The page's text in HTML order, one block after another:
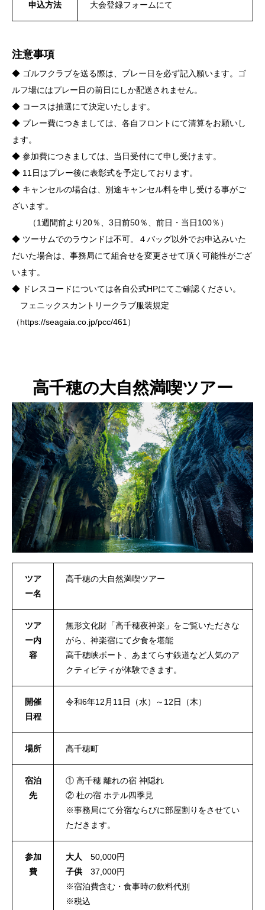
申込方法 大会登録フォームにて
注意事項
◆ ゴルフクラブを送る際は、プレー日を必ず記入願います。ゴ
ルフ場にはプレー日の前日にしか配送されません。
◆ コースは抽選にて決定いたします。
◆ プレー費につきましては、各自フロントにて清算をお願いし
ます。
◆ 参加費につきましては、当日受付にて申し受けます。
◆ 11日はプレー後に表彰式を予定しております。
◆ キャンセルの場合は、別途キャンセル料を申し受ける事がご
ざいます。
（1週間前より20％、3日前50％、前日・当日100％）
◆ ツーサムでのラウンドは不可。４バッグ以外でお申込みいた
だいた場合は、事務局にて組合せを変更させて頂く可能性がござ
います。
◆ ドレスコードについては各自公式HPにてご確認ください。
フェニックスカントリークラブ服装規定
（https://seagaia.co.jp/pcc/461 ）
高千穂の大自然満喫ツアー
ツア
ー名
高千穂の大自然満喫ツアー
ツア
ー内
容
無形文化財「高千穂夜神楽」をご覧いただきな
がら、神楽宿にて夕食を堪能
高千穂峡ボート、あまてらす鉄道など人気のア
クティビティが体験できます。
開催
日程
令和6年12月11日（水）～12日（木）
場所 高千穂町
宿泊
先
① 高千穂 離れの宿 神隠れ
② 杜の宿 ホテル四季見
※事務局にて分宿ならびに部屋割りをさせてい
ただきます。
参加
費
大人
50,000円
子供37,000円
※宿泊費含む・食事時の飲料代別
※税込